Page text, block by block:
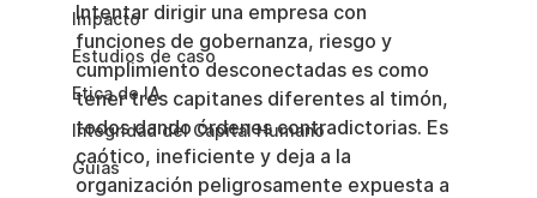
Impacto
Estudios de caso
Etica de IA
Integridad del Capital Humano
Guias
Intentar dirigir una empresa con
funciones de gobernanza, riesgo y
cumplimiento desconectadas es como
tener tres capitanes diferentes al timón,
todos dando órdenes contradictorias. Es
caótico, ineficiente y deja a la
organización peligrosamente expuesta a